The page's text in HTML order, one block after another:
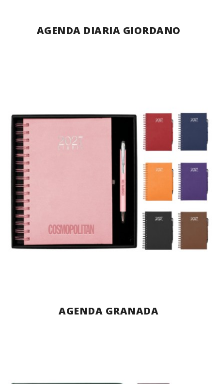
AGENDA DIARIA GIORDANO
AGENDA GRANADA